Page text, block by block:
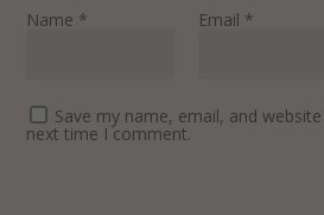
Name * Email *
Save my name, email, and
next time I comment.